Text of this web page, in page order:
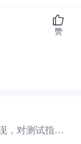
赞
，对测试指导